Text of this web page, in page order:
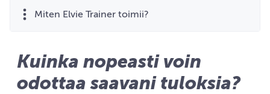
Miten Elvie Trainer toimii?
Kuinka nopeasti voin
odottaa saavani tuloksia?